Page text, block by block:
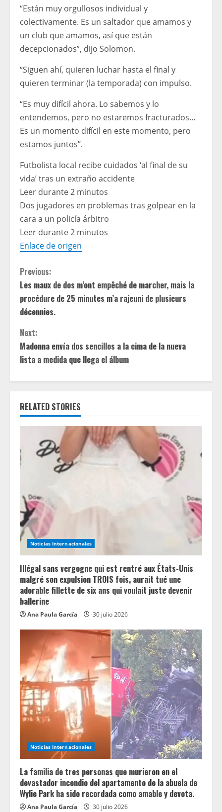
“Están muy orgullosos individual y
colectivamente. Es un saltador que amamos y
un club que amamos, así que están
decepcionados”, dijo Solomon.
“Siguen ahí, quieren luchar hasta el final y
quieren terminar (la temporada) con impulso.
“Es muy difícil ahora. Lo sabemos y lo
entendemos, pero no estaremos fracturados…
Es un momento difícil en este momento, pero
estamos juntos”.
Futbolista local recibe cuidados ‘al final de su
vida’ tras un extraño accidente
Leer durante 2 minutos
Dos jugadores en problemas tras golpear en la
cara a un policía árbitro
Leer durante 2 minutos
Enlace de origen
C
o
n
t
i
n
u
e
e
d
i
n
g
Previous:
Les maux de dos m’ont empêché de marcher, mais la
procédure de 25 minutes m’a rajeuni de plusieurs
décennies.
Next:
Madonna envía dos sencillos a la cima de la nueva
lista a medida que llega el álbum
RELATED STORIES
Noticias Internacionales
Illégal sans vergogne qui est rentré aux États-Unis
malgré son expulsion TROIS fois, aurait tué une
adorable fillette de six ans qui voulait juste devenir
ballerine
Ana Paula García 30 julio 2026
Noticias Internacionales
La familia de tres personas que murieron en el
devastador incendio del apartamento de la abuela de
Wylie Park ha sido recordada como amable y devota.
Ana Paula García 30 julio 2026